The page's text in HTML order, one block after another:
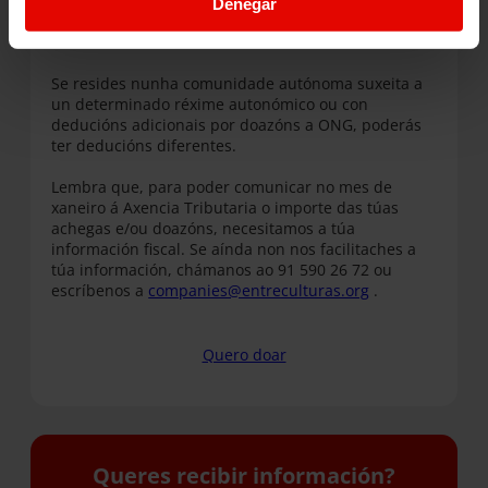
Entreculturas, a dedución édo 40%
Se resides nunha comunidade autónoma suxeita a
un determinado réxime autonómico ou con
deducións adicionais por doazóns a ONG, poderás
ter deducións diferentes.
Lembra que, para poder comunicar no mes de
xaneiro á Axencia Tributaria o importe das túas
achegas e/ou doazóns, necesitamos a túa
información fiscal. Se aínda non nos facilitaches a
túa información, chámanos ao 91 590 26 72 ou
escríbenos a companies@entreculturas.org .
Quero doar
Queres recibir información?